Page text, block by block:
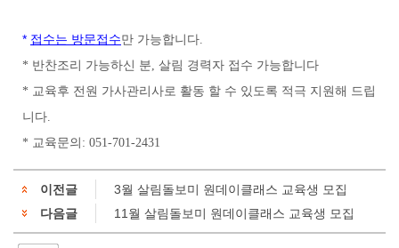
* 접수는 방문접수만 가능합니다.
* 반찬조리 가능하신 분, 살림 경력자 접수 가능합니다
* 교육후 전원 가사관리사로 활동 할 수 있도록 적극 지원해 드립
니다.
* 교육문의: 051-701-2431
이전글
3월 살림돌보미 원데이클래스 교육생 모집
다음글
11월 살림돌보미 원데이클래스 교육생 모집